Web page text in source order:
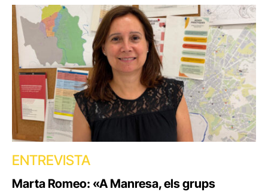
ENTREVISTA
Marta Romeo: «A Manresa, els grups